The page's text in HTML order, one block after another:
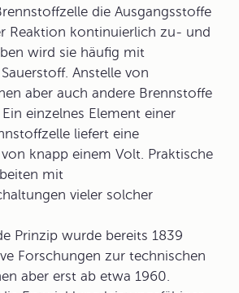
die Ausgangsstoffe
Reaktion kontinuierlich zu- und
wird sie häufig mit
Anstelle von
aber auch andere Brennstoffe
einzelnes Element einer
liefert eine
knapp einem Volt. Praktische
mit
vieler solcher
Prinzip wurde bereits 1839
Forschungen zur technischen
aber erst ab etwa 1960.